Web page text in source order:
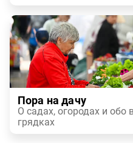
Пора на дачу
О садах, огородах и обо
грядках